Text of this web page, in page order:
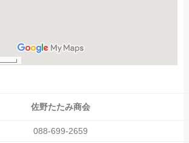
佐野たたみ商会
088-699-2659